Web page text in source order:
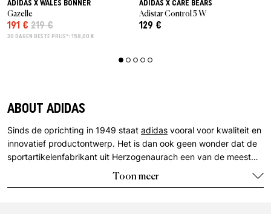
ADIDAS X WALES BONNER
Gazelle
191 € 219 €
30 DAGEN BESTE PRIJS*: 158,00 €
ADIDAS X CARE BEARS
Adistar Control 5 W
129 €
ABOUT ADIDAS
Sinds de oprichting in 1949 staat adidas vooral voor kwaliteit en
innovatief productontwerp. Het is dan ook geen wonder dat de
sportartikelenfabrikant uit Herzogenaurach een van de meest
succesvolle merken in deze sector is. adidas wordt wereldwijd
Toon meer